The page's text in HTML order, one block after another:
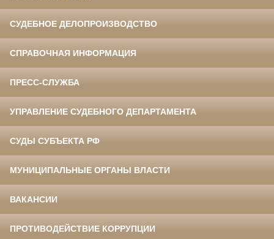
СУДЕБНОЕ ДЕЛОПРОИЗВОДСТВО
СПРАВОЧНАЯ ИНФОРМАЦИЯ
ПРЕСС-СЛУЖБА
УПРАВЛЕНИЕ СУДЕБНОГО ДЕПАРТАМЕНТА
СУДЫ СУБЪЕКТА РФ
МУНИЦИПАЛЬНЫЕ ОРГАНЫ ВЛАСТИ
ВАКАНСИИ
ПРОТИВОДЕЙСТВИЕ КОРРУПЦИИ